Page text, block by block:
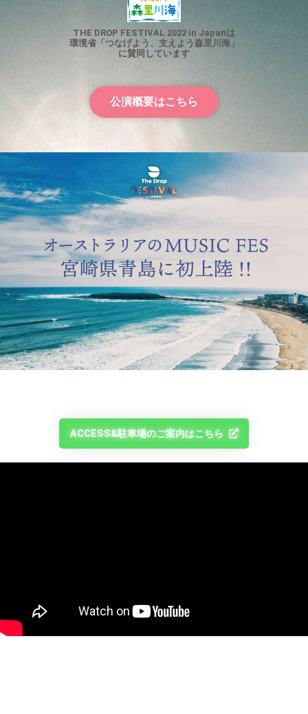
THE DROP FESTIVAL 2022 in Japanは
環境省「つなげよう、支えよう森里川海」
に賛同しています
公演概要はこちら
ACCESS&駐車場のご案内はこちら